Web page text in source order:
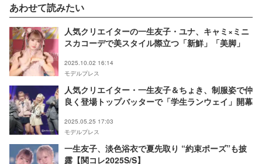
あわせて読みたい
人気クリエイターの一生友子・ユナ、キャミ×ミニ
スカコーデで美スタイル際立つ「新鮮」「美脚」
2025.10.02 16:14
モデルプレス
人気クリエイター・一生友子＆ちょき、制服姿で仲
良く登場トップバッターで「学生ランウェイ」開幕
2025.05.25 17:03
モデルプレス
一生友子、淡色浴衣で夏先取り “約束ポーズ”も披
露【関コレ2025S/S】